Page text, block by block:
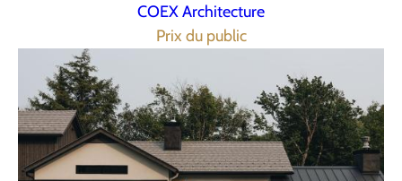
COEX Architecture
Prix du public